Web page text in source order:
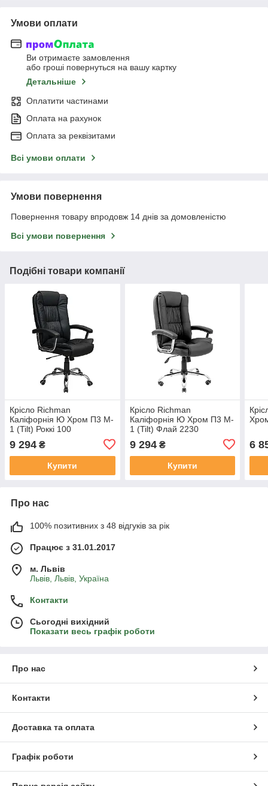
Умови оплати
Ви отримаєте замовлення
або гроші повернуться на вашу картку
Детальніше
Оплатити частинами
Оплата на рахунок
Оплата за реквізитами
Всі умови оплати
Умови повернення
Повернення товару впродовж 14 днів за домовленістю
Всі умови повернення
Подібні товари компанії
Крісло Richman
Каліфорнія Ю Хром П3 M-
1 (Tilt) Роккі 100
9 294 ₴
Купити
Крісло Richman
Каліфорнія Ю Хром П3 M-
1 (Tilt) Флай 2230
9 294₴
Купити
6
Про нас
100% позитивних з 48 відгуків за рік
Працює з 31.01.2017
м. Львів
Львів, Львів, Україна
Контакти
Сьогодні вихідний
Показати весь графік роботи
Про нас
Контакти
Доставка та оплата
Графік роботи